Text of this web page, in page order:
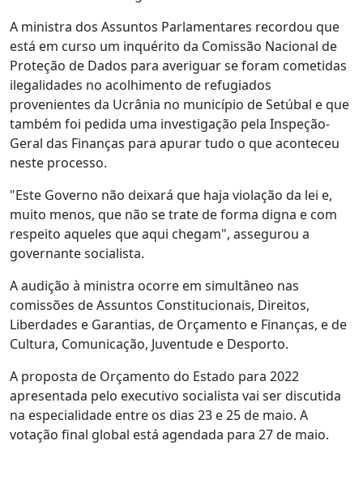
A ministra dos Assuntos Parlamentares recordou que
está em curso um inquérito da Comissão Nacional de
Proteção de Dados para averiguar se foram cometidas
ilegalidades no acolhimento de refugiados
provenientes da Ucrânia no município de Setúbal e que
também foi pedida uma investigação pela Inspeção-
Geral das Finanças para apurar tudo o que aconteceu
neste processo.
"Este Governo não deixará que haja violação da lei e,
muito menos, que não se trate de forma digna e com
respeito aqueles que aqui chegam", assegurou a
governante socialista.
A audição à ministra ocorre em simultâneo nas
comissões de Assuntos Constitucionais, Direitos,
Liberdades e Garantias, de Orçamento e Finanças, e de
Cultura, Comunicação, Juventude e Desporto.
A proposta de Orçamento do Estado para 2022
apresentada pelo executivo socialista vai ser discutida
na especialidade entre os dias 23 e 25 de maio. A
votação final global está agendada para 27 de maio.